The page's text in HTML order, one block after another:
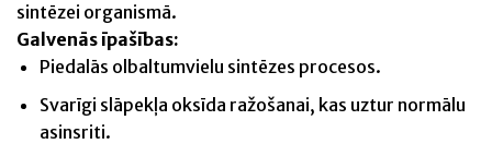
sintēzei organismā.
Galvenās īpašības:
Piedalās olbaltumvielu sintēzes procesos.
Svarīgi slāpekļa oksīda ražošanai, kas uztur normālu
asinsriti.